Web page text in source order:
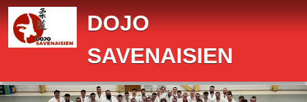
DOJO
SAVENAISIEN
Panneau de gestion des cookies